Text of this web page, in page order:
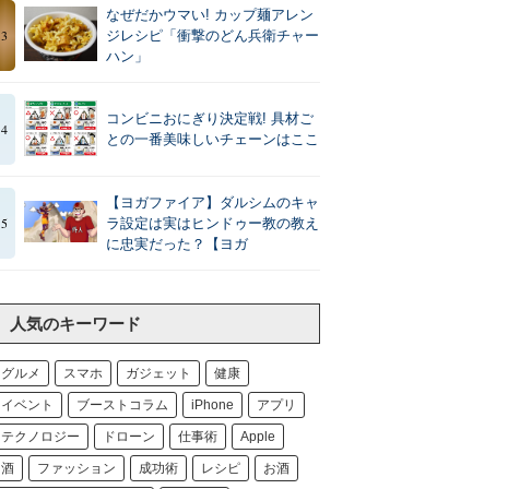
3
なぜだかウマい! カップ麺アレン
ジレシピ「衝撃のどん兵衛チャー
ハン」
4
コンビニおにぎり決定戦! 具材ご
との一番美味しいチェーンはここ
5
【ヨガファイア】ダルシムのキャ
ラ設定は実はヒンドゥー教の教え
に忠実だった？【ヨガ
人気のキーワード
グルメ スマホ ガジェット 健康
イベント ブーストコラム iPhone アプリ
テクノロジー ドローン 仕事術 Apple
酒 ファッション 成功術 レシピ お酒